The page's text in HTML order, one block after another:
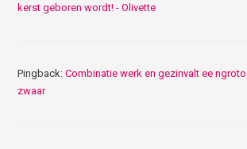
kerst geboren wordt! - Olivette
Pingback:Combinatie werk en gezinvalt ee
zwaar